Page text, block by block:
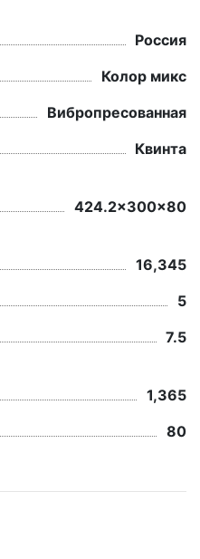
Россия
Колор микс
Вибропресованная
Квинта
424.2x300x80
16,345
5
7.5
1,365
80